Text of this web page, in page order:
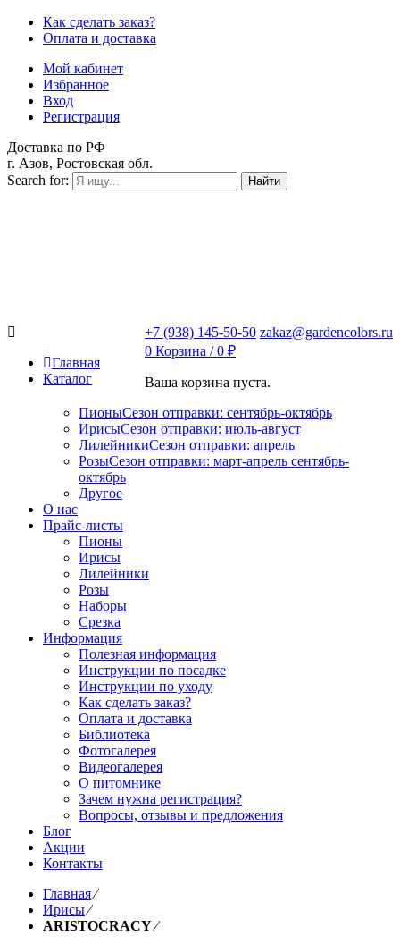
Как сделать заказ?
Оплата и доставка
Мой кабинет
Избранное
Вход
Регистрация
Доставка по РФ
г. Азов, Ростовская обл.
Search for:
Найти
+7 (938) 145-50-50 zakaz@gardencolors.ru
0 Корзина /0 ₽
Ваша корзина пуста.
Главная
Каталог
ПионыСезон отправки: сентябрь-октябрь
ИрисыСезон отправки: июль-август
ЛилейникиСезон отправки: апрель
РозыСезон отправки: март-апрель сентябрь-
октябрь
Другое
О нас
Прайс-листы
Пионы
Ирисы
Лилейники
Розы
Наборы
Срезка
Информация
Полезная информация
Инструкции по посадке
Инструкции по уходу
Как сделать заказ?
Оплата и доставка
Библиотека
Фотогалерея
Видеогалерея
О питомнике
Зачем нужна регистрация?
Вопросы, отзывы и предложения
Блог
Акции
Контакты
Главная⁄
Ирисы⁄
ARISTOCRACY⁄